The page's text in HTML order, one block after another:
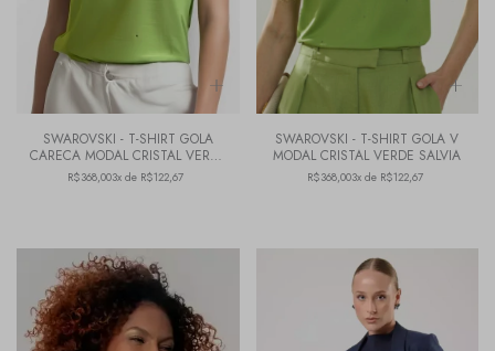
SWAROVSKI - T-SHIRT GOLA
CARECA MODAL CRISTAL VERDE
SALVIA
R$368,003x de R$122,67
SWAROVSKI - T-SHIRT GOLA V
MODAL CRISTAL VERDE SALVIA
R$368,003x de R$122,67